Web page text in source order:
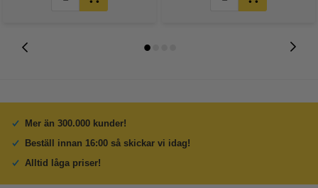
Mer än 300.000 kunder!
Beställ innan 16:00 så skickar vi idag!
Alltid låga priser!